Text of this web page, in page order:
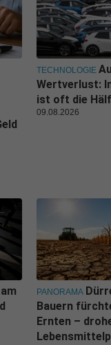
TECHNOLOGIE
Wertverlust:
ist oft die
09.08.2026
PANORAMA
Bauern
Ernten –